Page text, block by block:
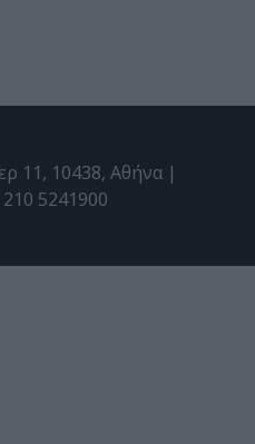
11, 10438, Αθήνα |
5241900